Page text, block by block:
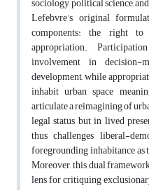
Lefebvre’s original
components: the right
appropriation.
involvement in decision-
development, while
inhabit urban space
articulate a reimagining of
legal status but in lived
thus challenges liberal-
foregrounding inhabitance
Moreover, this dual
lens for critiquing